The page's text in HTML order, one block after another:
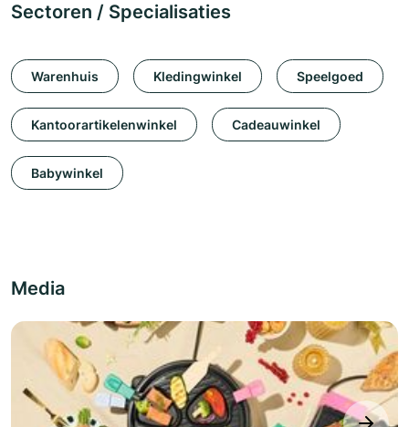
Sectoren / Specialisaties
Warenhuis Kledingwinkel Speelgoed
Kantoorartikelenwinkel Cadeauwinkel
Babywinkel
Media